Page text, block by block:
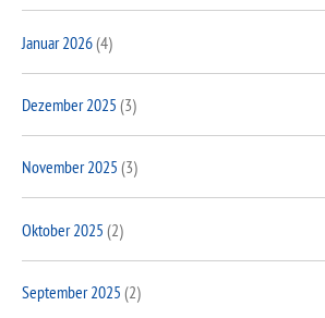
Januar 2026(4)
Dezember 2025 (3)
November 2025 (3)
Oktober 2025 (2)
September 2025 (2)